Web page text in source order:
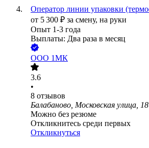
Оператор линии упаковки
от 5 300 ₽ за смену, на руки
Опыт 1-3 года
Выплаты: Два раза в месяц
ООО 1МК
3.6
•
8 отзывов
Балабаново, Московская улица, 18
Можно без резюме
Откликнитесь среди первых
Откликнуться